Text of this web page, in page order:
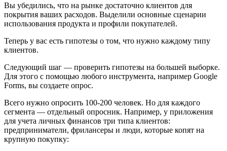
Вы убедились, что на рынке достаточно клиентов для
покрытия ваших расходов. Выделили основные сценарии
использования продукта и профили покупателей.
Теперь у вас есть гипотезы о том, что нужно каждому типу
клиентов.
Следующий шаг — проверить гипотезы на большей выборке.
Для этого с помощью любого инструмента, например Google
Forms, вы создаете опрос.
Всего нужно опросить 100-200 человек. Но для каждого
сегмента — отдельный опросник. Например, у приложения
для учета личных финансов три типа клиентов:
предприниматели, фрилансеры и люди, которые копят на
крупную покупку: